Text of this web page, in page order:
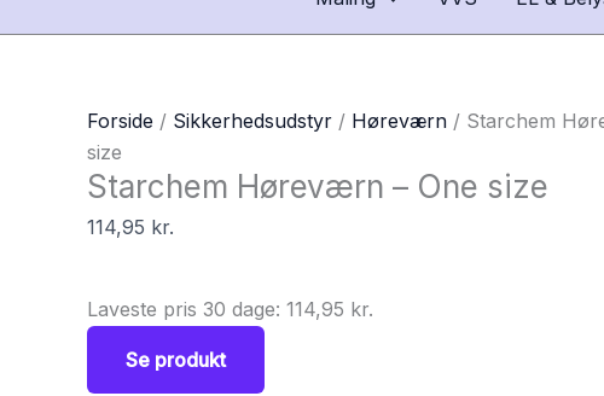
Forside / Sikkerhedsudstyr / Høreværn / Starchem
size
Starchem Høreværn – One size
114,95 kr.
Laveste pris 30 dage: 114,95 kr.
Se produkt